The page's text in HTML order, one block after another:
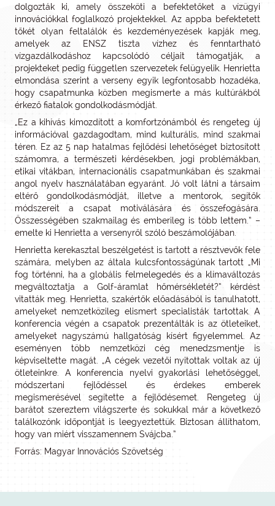
dolgozták ki, amely összeköti a befektetőket a vízügyi
innovációkkal foglalkozó projektekkel. Az appba befektetett
tőkét olyan feltalálók és kezdeményezések kapják meg,
amelyek az ENSZ tiszta vízhez és fenntartható
vízgazdálkodáshoz kapcsolódó céljait támogatják, a
projekteket pedig független szervezetek felügyelik. Henrietta
elmondása szerint a verseny egyik legfontosabb hozadéka,
hogy csapatmunka közben megismerte a más kultúrákból
érkező fiatalok gondolkodásmódját.
„Ez a kihívás kimozdított a komfortzónámból és rengeteg új
információval gazdagodtam, mind kulturális, mind szakmai
téren. Ez az 5 nap hatalmas fejlődési lehetőséget biztosított
számomra, a természeti kérdésekben, jogi problémákban,
etikai vitákban, internacionális csapatmunkában és szakmai
angol nyelv használatában egyaránt. Jó volt látni a társaim
eltérő gondolkodásmódját, illetve a mentorok, segítők
módszereit a csapat motiválására és összefogására.
Összességében szakmailag és emberileg is több lettem.” –
emelte ki Henrietta a versenyről szóló beszámolójában.
Henrietta kerekasztal beszélgetést is tartott a résztvevők fele
számára, melyben az általa kulcsfontosságúnak tartott „Mi
fog történni, ha a globális felmelegedés és a klímaváltozás
megváltoztatja a Golf-áramlat hőmérsékletét?” kérdést
vitatták meg. Henrietta, szakértők előadásából is tanulhatott,
amelyeket nemzetközileg elismert specialisták tartottak. A
konferencia végén a csapatok prezentálták is az ötleteiket,
amelyeket nagyszámú hallgatóság kísért figyelemmel. Az
eseményen több nemzetközi cég menedzsmentje is
képviseltette magát. „A cégek vezetői nyitottak voltak az új
ötleteinkre. A konferencia nyelvi gyakorlási lehetőséggel,
módszertani fejlődéssel és érdekes emberek
megismerésével segítette a fejlődésemet. Rengeteg új
barátot szereztem világszerte és sokukkal már a következő
találkozónk időpontját is leegyeztettük. Biztosan állíthatom,
hogy van miért visszamennem Svájcba.”
Forrás: Magyar Innovációs Szövetség